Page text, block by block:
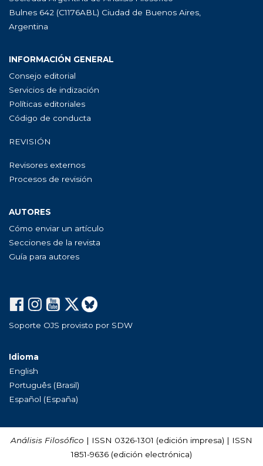
Bulnes 642 (C1176ABL) Ciudad de Buenos Aires,
Argentina
INFORMACIÓN GENERAL
Consejo editorial
Servicios de indización
Políticas editoriales
Código de conducta
REVISIÓN
Revisores externos
Procesos de revisión
AUTORES
Cómo enviar un artículo
Secciones de la revista
Guía para autores
Soporte OJS provisto por SDW
Idioma
English
Português (Brasil)
Español (España)
Análisis Filosófico | ISSN 0326-1301 (edición impresa) | ISSN
1851-9636 (edición electrónica)